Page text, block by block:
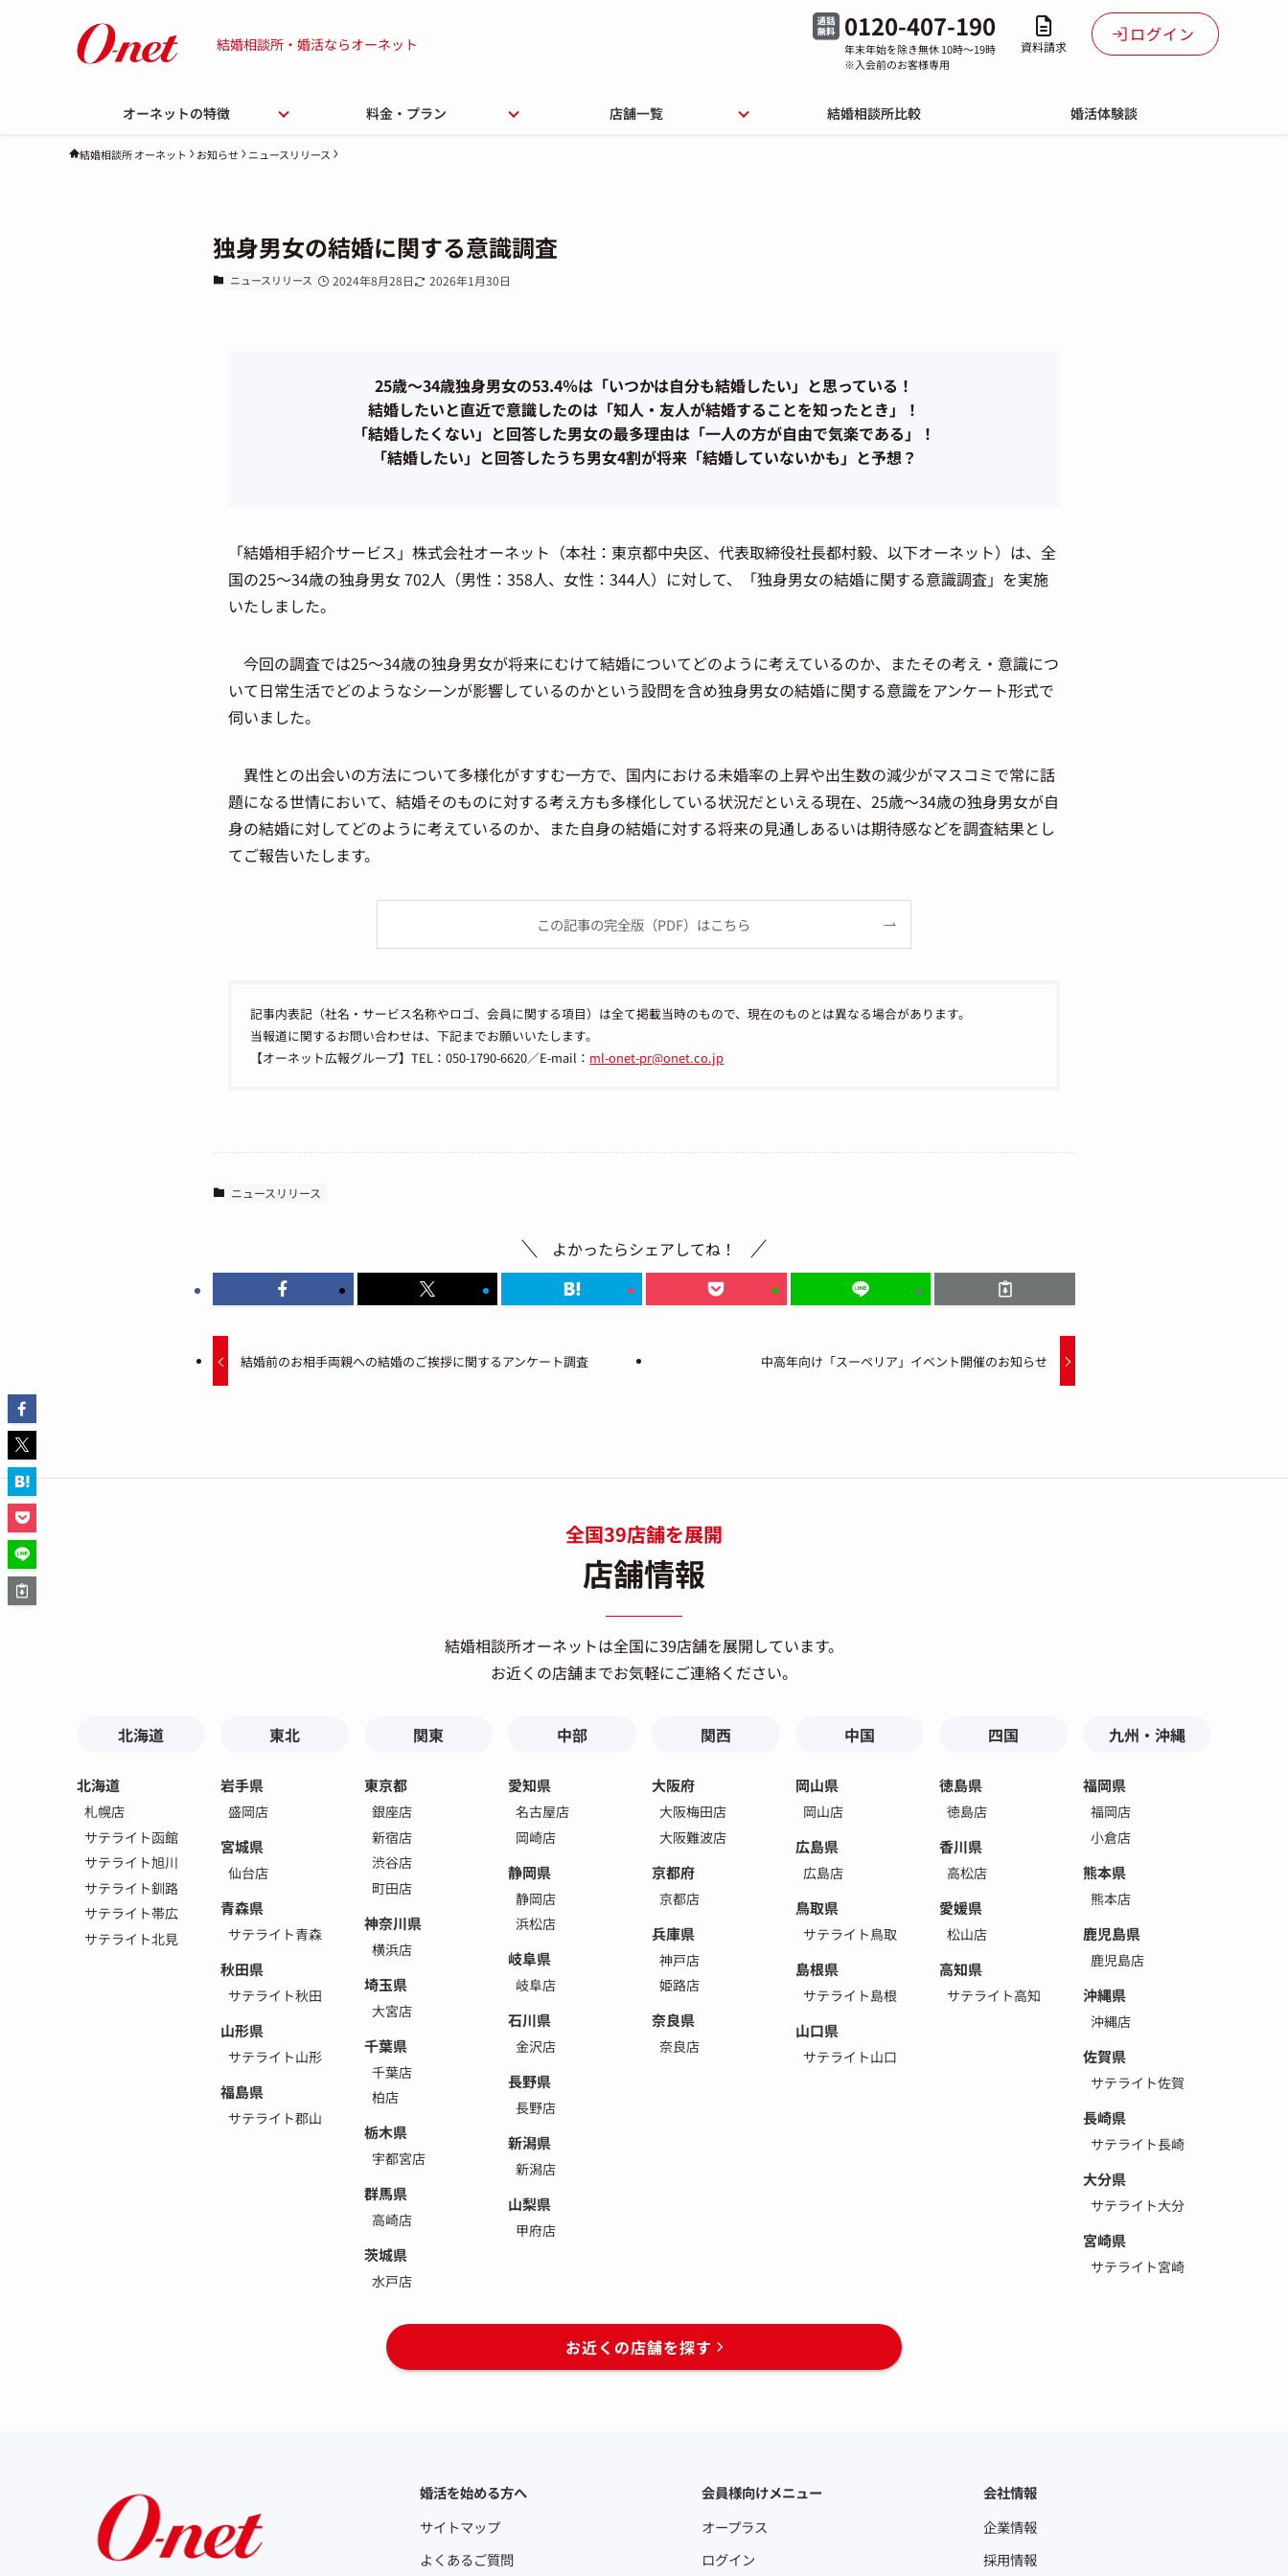
結婚相談所・婚活ならオーネット
0120-407-190
年末年始を除き無休 10時～19時
※入会前のお客様専用
資料請求
ログイン
オーネットの特徴 料金・プラン 店舗一覧 結婚相談所比較 婚活体験談
結婚相談所 オーネット お知らせ ニュースリリース
独身男女の結婚に関する意識調査
ニュースリリース 2024年8月28日 2026年1月30日
25歳～34歳独身男女の53.4％は「いつかは自分も結婚したい」と思っている！
結婚したいと直近で意識したのは「知人・友人が結婚することを知ったとき」！
「結婚したくない」と回答した男女の最多理由は「一人の方が自由で気楽である」！
「結婚したい」と回答したうち男女4割が将来「結婚していないかも」と予想？
「結婚相手紹介サービス」株式会社オーネット（本社：東京都中央区、代表取締役社長都村毅、以下オーネット）は、全
国の25～34歳の独身男女 702人（男性：358人、女性：344人）に対して、「独身男女の結婚に関する意識調査」を実施
いたしました。
今回の調査では25～34歳の独身男女が将来にむけて結婚についてどのように考えているのか、またその考え・意識につ
いて日常生活でどのようなシーンが影響しているのかという設問を含め独身男女の結婚に関する意識をアンケート形式で
伺いました。
異性との出会いの方法について多様化がすすむ一方で、国内における未婚率の上昇や出生数の減少がマスコミで常に話
題になる世情において、結婚そのものに対する考え方も多様化している状況だといえる現在、25歳～34歳の独身男女が自
身の結婚に対してどのように考えているのか、また自身の結婚に対する将来の見通しあるいは期待感などを調査結果とし
てご報告いたします。
この記事の完全版（PDF）はこちら
記事内表記（社名・サービス名称やロゴ、会員に関する項目）は全て掲載当時のもので、現在のものとは異なる場合があります。
当報道に関するお問い合わせは、下記までお願いいたします。
【オーネット広報グループ】TEL：050-1790-6620／E-mail： ml-onet-pr@onet.co.jp
ニュースリリース
よかったらシェアしてね！
結婚前のお相手両親への結婚のご挨拶に関するアンケート調査 中高年向け「スーペリア」イベント開催のお知らせ
全国39店舗を展開
店舗情報
結婚相談所オーネットは全国に39店舗を展開しています。
お近くの店舗までお気軽にご連絡ください。
北海道
北海道
札幌店
サテライト函館
サテライト旭川
サテライト釧路
サテライト帯広
サテライト北見
東北
岩手県
盛岡店
宮城県
仙台店
青森県
サテライト青森
秋田県
サテライト秋田
山形県
サテライト山形
福島県
サテライト郡山
関東
東京都
銀座店
新宿店
渋谷店
町田店
神奈川県
横浜店
埼玉県
大宮店
千葉県
千葉店
柏店
栃木県
宇都宮店
群馬県
高崎店
茨城県
水戸店
中部
愛知県
名古屋店
岡崎店
静岡県
静岡店
浜松店
岐阜県
岐阜店
石川県
金沢店
長野県
長野店
新潟県
新潟店
山梨県
甲府店
関西
大阪府
大阪梅田店
大阪難波店
京都府
京都店
兵庫県
神戸店
姫路店
奈良県
奈良店
中国
岡山県
岡山店
広島県
広島店
鳥取県
サテライト鳥取
島根県
サテライト島根
山口県
サテライト山口
四国
徳島県
徳島店
香川県
高松店
愛媛県
松山店
高知県
サテライト高知
九州・沖縄
福岡県
福岡店
小倉店
熊本県
熊本店
鹿児島県
鹿児島店
沖縄県
沖縄店
佐賀県
サテライト佐賀
長崎県
サテライト長崎
大分県
サテライト大分
宮崎県
サテライト宮崎
お近くの店舗を探す
婚活を始める方へ
サイトマップ
よくあるご質問
会員様向けメニュー
オープラス
ログイン
会社情報
企業情報
採用情報